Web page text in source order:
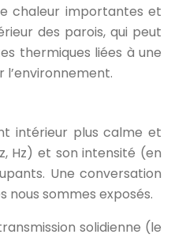
chaleur importantes et
des parois, qui peut
thermiques liées à une
intérieur plus calme et
Hz) et son intensité (en
Une conversation
nous sommes exposés.
solidienne (le